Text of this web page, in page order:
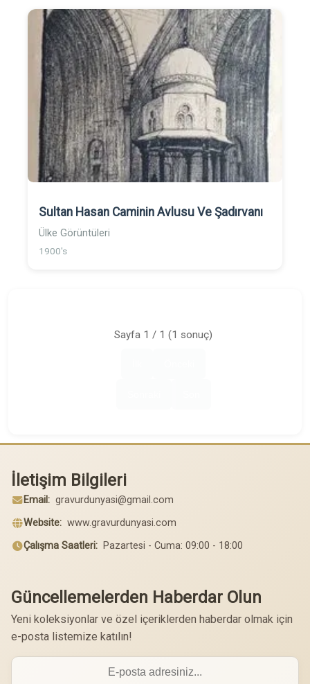
Sultan Hasan Caminin Avlusu Ve Şadırvanı
Ülke Görüntüleri
1900's
Sayfa 1 / 1 (1 sonuç)
İletişim Bilgileri
Email: gravurdunyasi@gmail.com
Website: www.gravurdunyasi.com
Çalışma Saatleri: Pazartesi - Cuma: 09:00 - 18:00
Güncellemelerden Haberdar Olun
Yeni koleksiyonlar ve özel içeriklerden haberdar olmak için
e-posta listemize katılın!